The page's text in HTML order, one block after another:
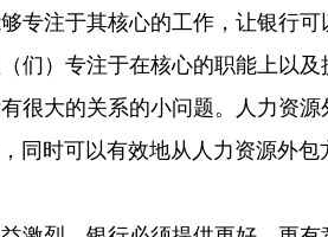
专注于其核心的工作，让银行
们）专注于在核心的职能上以
很大的关系的小问题。人力资
同时可以有效地从人力资源外包